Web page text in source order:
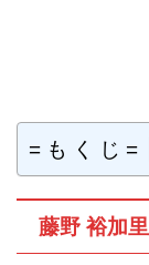
= も く じ =
藤野 裕加